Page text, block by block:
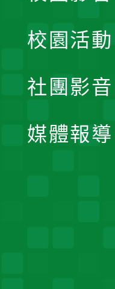
校園活動
社團影音
媒體報導